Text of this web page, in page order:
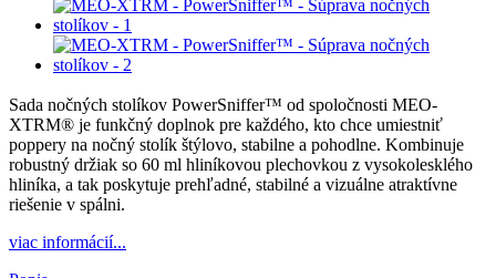
Sada nočných stolíkov PowerSniffer™ od spoločnosti MEO-
XTRM® je funkčný doplnok pre každého, kto chce umiestniť
poppery na nočný stolík štýlovo, stabilne a pohodlne. Kombinuje
robustný držiak so 60 ml hliníkovou plechovkou z vysokolesklého
hliníka, a tak poskytuje prehľadné, stabilné a vizuálne atraktívne
riešenie v spálni.
viac informácií...